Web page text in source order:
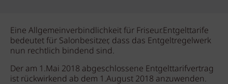
Eine Allgemeinverbindlichkeit für Friseur.Entgelttarife
bedeutet für Salonbesitzer, dass das Entgeltregelwerk
nun rechtlich bindend sind.
Der am 1.Mai 2018 abgeschlossene Entgelttarifvertrag
ist rückwirkend ab dem 1.August 2018 anzuwenden.